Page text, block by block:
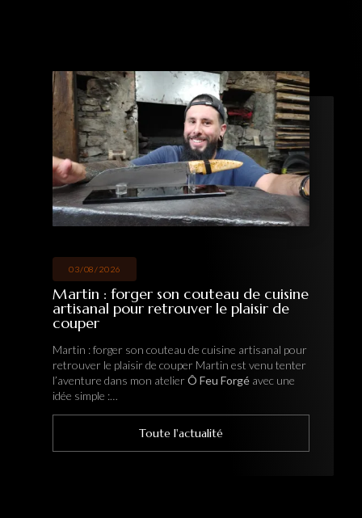
de cuisine
le plaisir de
cuisine artisanal pour
Martin est venu tenter
Ô Feu Forgéavec une
Hervé : une
forge pour fabriquer
artisanal
Hervé : une immersion au cœur
fabriquer son couteau artisanal
mon atelierÔ Feu Forgé